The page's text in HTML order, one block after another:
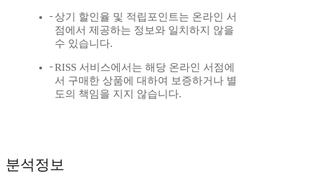
상기 할인율 및 적립포인트는 온라인 서
점에서 제공하는 정보와 일치하지 않을
수 있습니다.
RISS 서비스에서는 해당 온라인 서점에
서 구매한 상품에 대하여 보증하거나 별
도의 책임을 지지 않습니다.
분석정보